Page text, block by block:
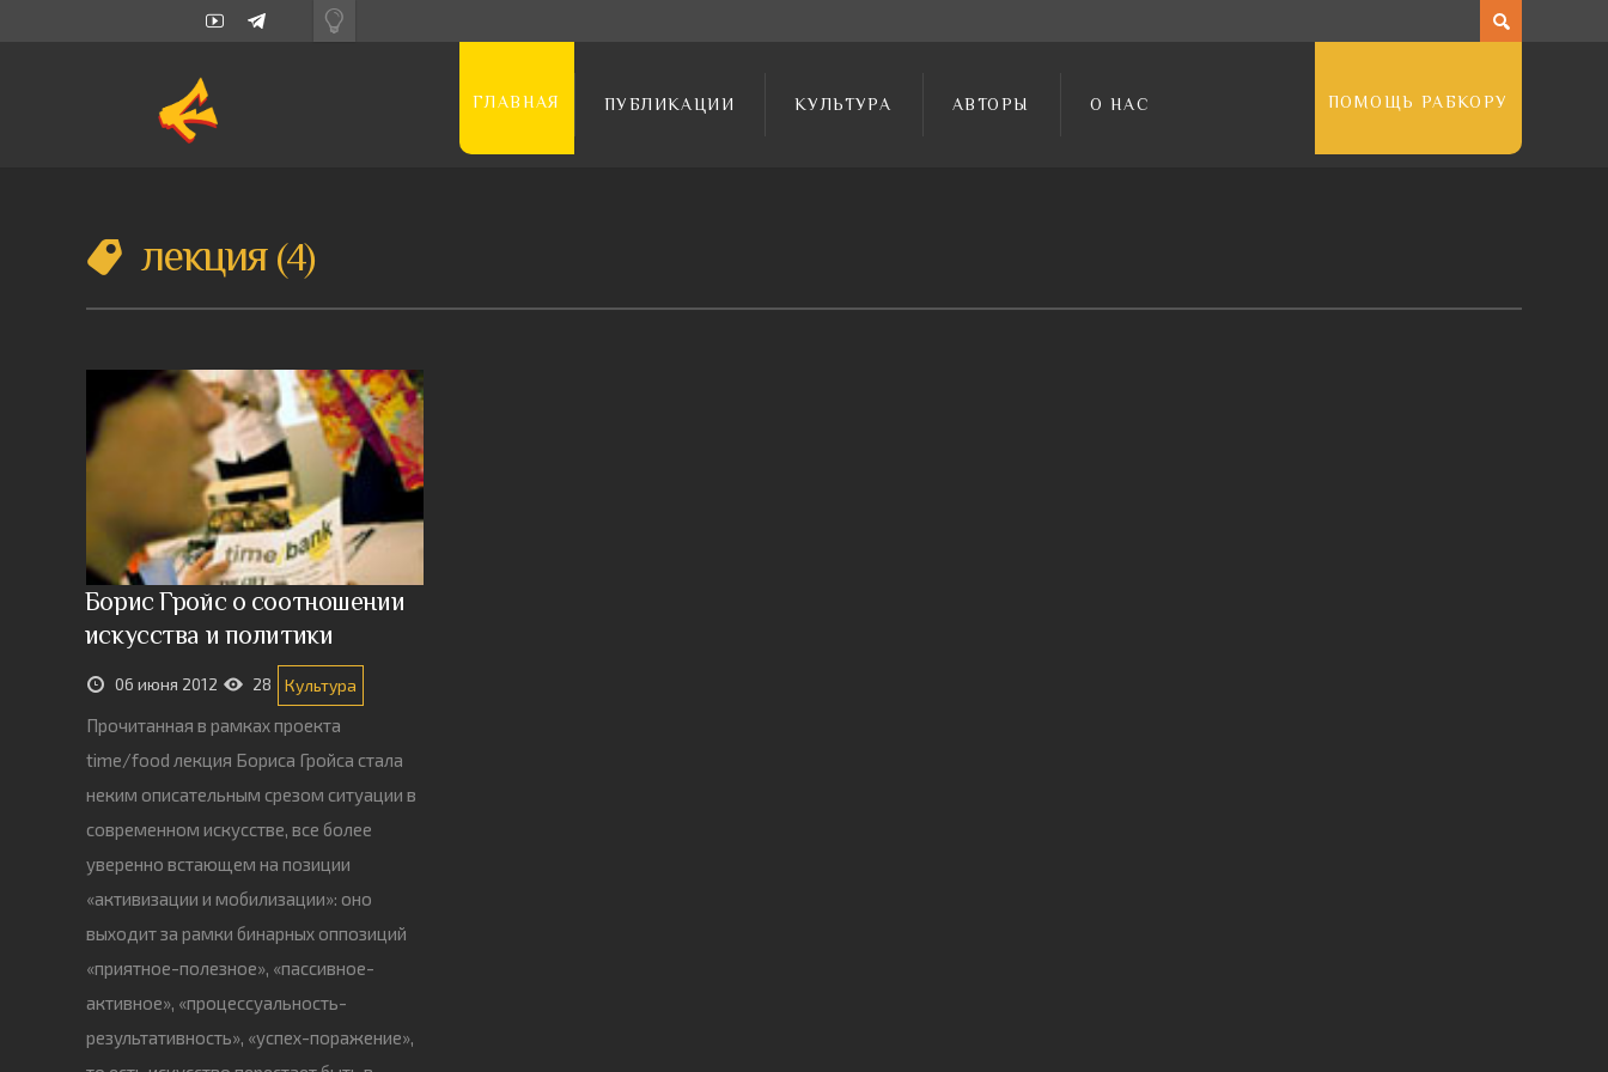
ГЛАВНАЯ ПУБЛИКАЦИИ КУЛЬТУРА АВТОРЫ О НАС ПОМОЩЬ РАБКОРУ
лекция 4
Борис Гройс о соотношении
искусства и политики
06 июня 2012 28 Культура
Прочитанная в рамках проекта
time/food лекция Бориса Гройса стала
неким описательным срезом ситуации в
современном искусстве, все более
уверенно встающем на позиции
«активизации и мобилизации»: оно
выходит за рамки бинарных оппозиций
«приятное-полезное», «пассивное-
активное», «процессуальность-
результативность», «успех-поражение»,